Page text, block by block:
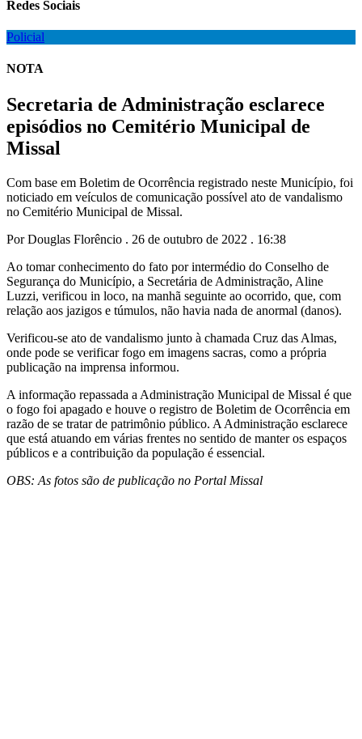
Redes Sociais
Policial
NOTA
Secretaria de Administração esclarece
episódios no Cemitério Municipal de
Missal
Com base em Boletim de Ocorrência registrado neste Município, foi
noticiado em veículos de comunicação possível ato de vandalismo
no Cemitério Municipal de Missal.
Por Douglas Florêncio . 26 de outubro de 2022 . 16:38
Ao tomar conhecimento do fato por intermédio do Conselho de
Segurança do Município, a Secretária de Administração, Aline
Luzzi, verificou in loco, na manhã seguinte ao ocorrido, que, com
relação aos jazigos e túmulos, não havia nada de anormal (danos).
Verificou-se ato de vandalismo junto à chamada Cruz das Almas,
onde pode se verificar fogo em imagens sacras, como a própria
publicação na imprensa informou.
A informação repassada a Administração Municipal de Missal é que
o fogo foi apagado e houve o registro de Boletim de Ocorrência em
razão de se tratar de patrimônio público. A Administração esclarece
que está atuando em várias frentes no sentido de manter os espaços
públicos e a contribuição da população é essencial.
OBS: As fotos são de publicação no Portal Missal